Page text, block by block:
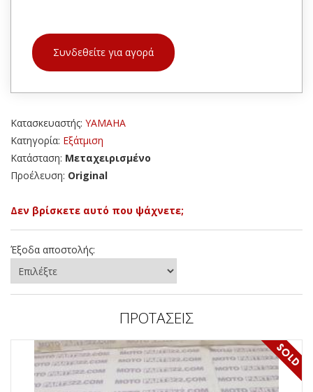
Συνδεθείτε για αγορά
Κατασκευαστής: YAMAHA
Κατηγορία: Εξάτμιση
Κατάσταση: Μεταχειρισμένο
Προέλευση: Original
Δεν βρίσκετε αυτό που ψάχνετε;
Έξοδα αποστολής:
ΠΡΟΤΑΣΕΙΣ